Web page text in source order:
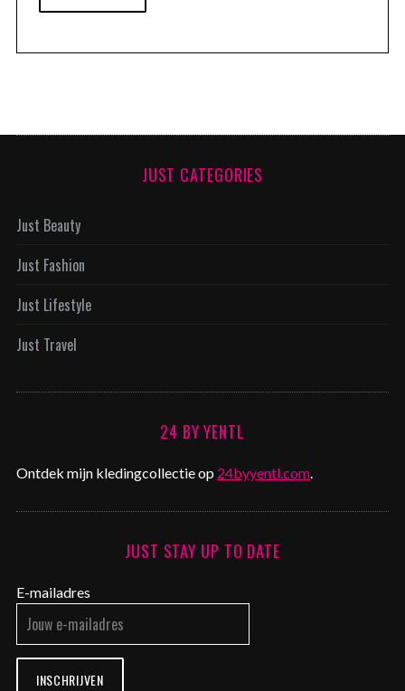
JUST CATEGORIES
Just Beauty
Just Fashion
Just Lifestyle
Just Travel
24 BY YENTL
Ontdek mijn kledingcollectie op 24byyentl.com.
JUST STAY UP TO DATE
E-mailadres
INSCHRIJVEN